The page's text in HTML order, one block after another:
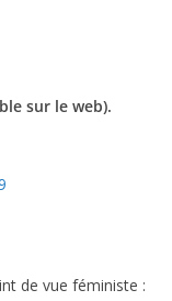
sur le web).
de vue féministe :